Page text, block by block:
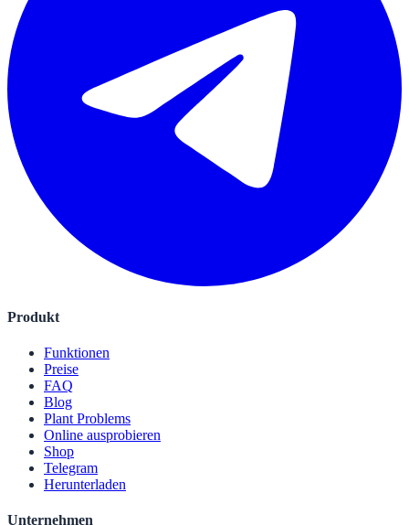
Produkt
Funktionen
Preise
FAQ
Blog
Plant Problems
Online ausprobieren
Shop
Telegram
Herunterladen
Unternehmen